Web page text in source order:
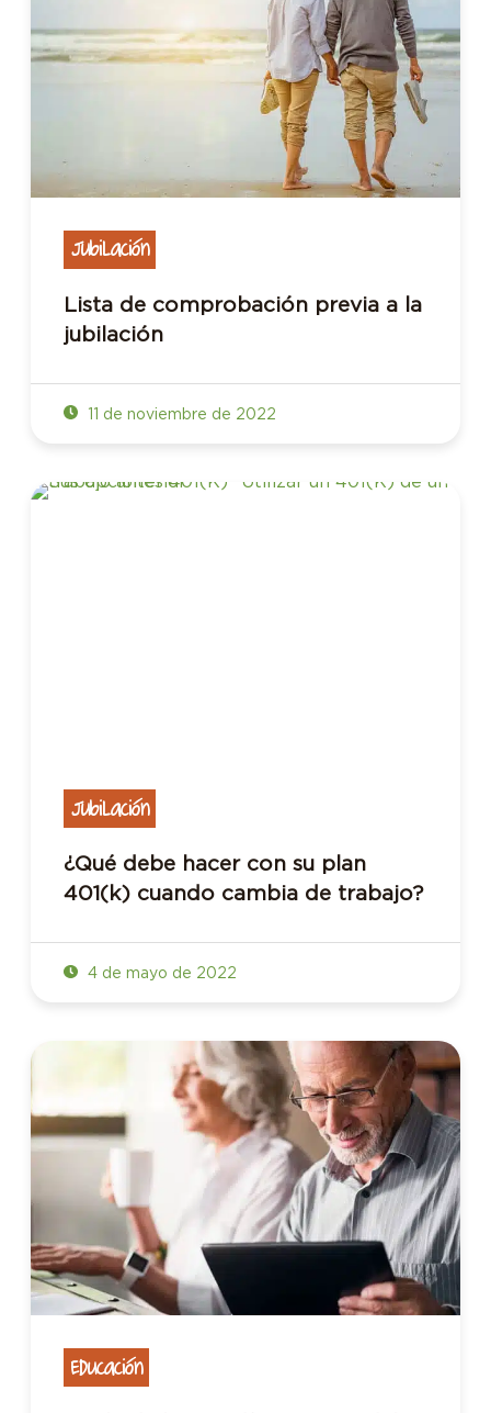
Jubilación
Lista de comprobación previa a la
jubilación
11 de noviembre de 2022
Jubilación
¿Qué debe hacer con su plan
401(k) cuando cambia de trabajo?
4 de mayo de 2022
Educación